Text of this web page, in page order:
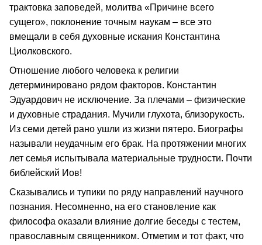
трактовка заповедей, молитва «Причине всего
сущего», поклонение точным наукам – все это
вмещали в себя духовные искания Константина
Циолковского.
Отношение любого человека к религии
детерминировано рядом факторов. Константин
Эдуардович не исключение. За плечами – физические
и духовные страдания. Мучили глухота, близорукость.
Из семи детей рано ушли из жизни пятеро. Биографы
называли неудачным его брак. На протяжении многих
лет семья испытывала материальные трудности. Почти
библейский Иов!
Сказывались и тупики по ряду направлений научного
познания. Несомненно, на его становление как
философа оказали влияние долгие беседы с тестем,
православным священником. Отметим и тот факт, что